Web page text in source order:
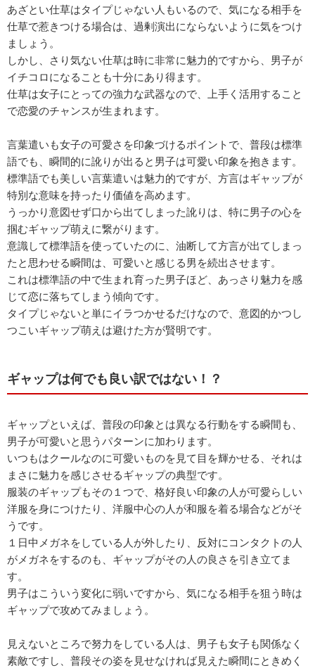
あざとい仕草はタイプじゃない人もいるので、気になる相手を
仕草で惹きつける場合は、過剰演出にならないように気をつけ
ましょう。
しかし、さり気ない仕草は時に非常に魅力的ですから、男子が
イチコロになることも十分にあり得ます。
仕草は女子にとっての強力な武器なので、上手く活用すること
で恋愛のチャンスが生まれます。
言葉遣いも女子の可愛さを印象づけるポイントで、普段は標準
語でも、瞬間的に訛りが出ると男子は可愛い印象を抱きます。
標準語でも美しい言葉遣いは魅力的ですが、方言はギャップが
特別な意味を持ったり価値を高めます。
うっかり意図せず口から出てしまった訛りは、特に男子の心を
掴むギャップ萌えに繋がります。
意識して標準語を使っていたのに、油断して方言が出てしまっ
たと思わせる瞬間は、可愛いと感じる男を続出させます。
これは標準語の中で生まれ育った男子ほど、あっさり魅力を感
じて恋に落ちてしまう傾向です。
タイプじゃないと単にイラつかせるだけなので、意図的かつし
つこいギャップ萌えは避けた方が賢明です。
ギャップは何でも良い訳ではない！？
ギャップといえば、普段の印象とは異なる行動をする瞬間も、
男子が可愛いと思うパターンに加わります。
いつもはクールなのに可愛いものを見て目を輝かせる、それは
まさに魅力を感じさせるギャップの典型です。
服装のギャップもその１つで、格好良い印象の人が可愛らしい
洋服を身につけたり、洋服中心の人が和服を着る場合などがそ
うです。
１日中メガネをしている人が外したり、反対にコンタクトの人
がメガネをするのも、ギャップがその人の良さを引き立てま
す。
男子はこういう変化に弱いですから、気になる相手を狙う時は
ギャップで攻めてみましょう。
見えないところで努力をしている人は、男子も女子も関係なく
素敵ですし、普段その姿を見せなければ見えた瞬間にときめく